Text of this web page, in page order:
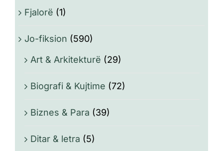
Fjalorë (1)
Jo-fiksion (590)
Art & Arkitekturë (29)
Biografi & Kujtime (72)
Biznes & Para (39)
Ditar & letra (5)